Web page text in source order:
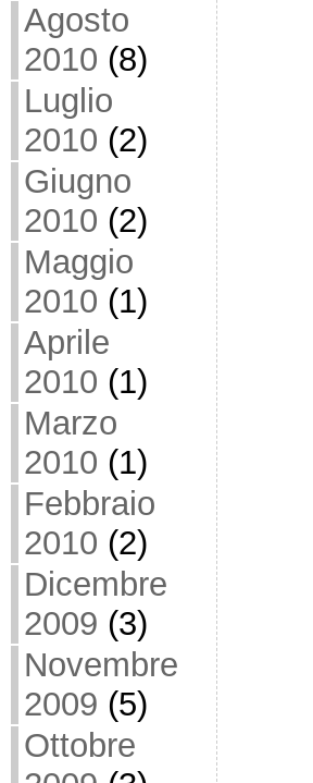
Agosto
2010 (8)
Luglio
2010 (2)
Giugno
2010 (2)
Maggio
2010 (1)
Aprile
2010 (1)
Marzo
2010 (1)
Febbraio
2010 (2)
Dicembre
2009 (3)
Novembre
2009 (5)
Ottobre